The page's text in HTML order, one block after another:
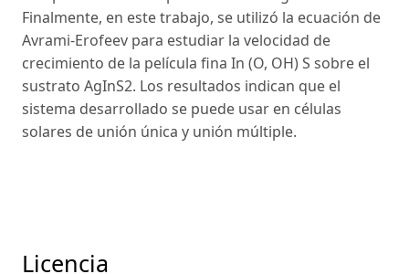
Finalmente, en este trabajo, se utilizó la ecuación de
Avrami-Erofeev para estudiar la velocidad de
crecimiento de la película fina In (O, OH) S sobre el
sustrato AgInS2. Los resultados indican que el
sistema desarrollado se puede usar en células
solares de unión única y unión múltiple.
Licencia